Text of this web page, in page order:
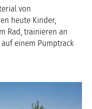
von
heute Kinder,
Rad, trainieren an
einem Pumptrack